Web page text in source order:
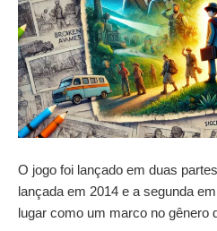
O jogo foi lançado em duas
lançada em 2014 e a segunda
lugar como um marco no gênero